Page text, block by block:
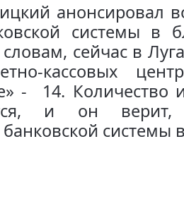
анонсировал
системы в
сейчас в
кассовых
- 14. Количество
и он
банковской системы